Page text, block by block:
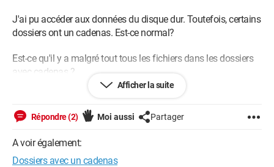
J'ai pu accéder aux données du disque dur. Toutefois, certains
dossiers ont un cadenas. Est-ce normal?
Est-ce qu'il y a malgré tout tous les fichiers dans les dossiers
avec cadenas ?
Windows / Edge 124.0.0.0
Afficher la suite
Répondre (2) Moi aussi Partager
A voir également:
Dossiers avec un cadenas